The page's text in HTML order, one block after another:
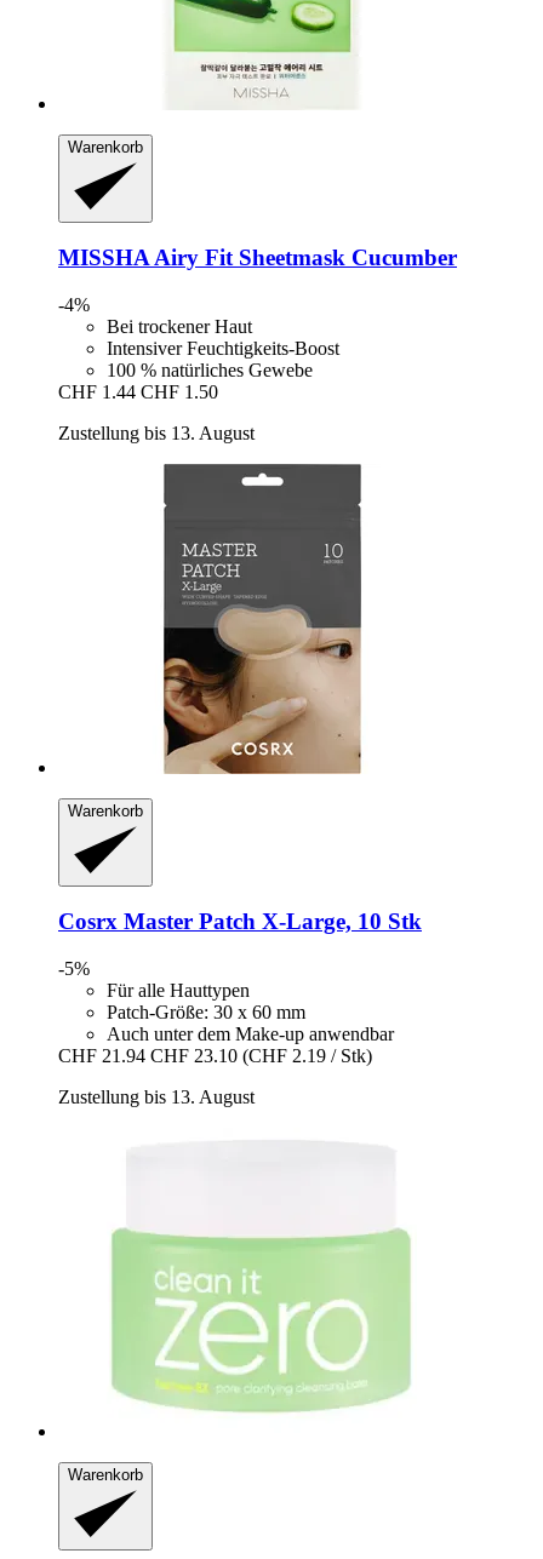
Warenkorb
MISSHAAiry Fit Sheetmask Cucumber
-4%
Bei trockener Haut
Intensiver Feuchtigkeits-Boost
100 % natürliches Gewebe
CHF 1.44 CHF 1.50
Zustellung bis 13. August
Warenkorb
Cosrx Master Patch X-​Large, 10 Stk
-5%
Für alle Hauttypen
Patch-Größe: 30 x 60 mm
Auch unter dem Make-up anwendbar
CHF 21.94 CHF 23.10 (CHF 2.19 / Stk)
Zustellung bis 13. August
Warenkorb